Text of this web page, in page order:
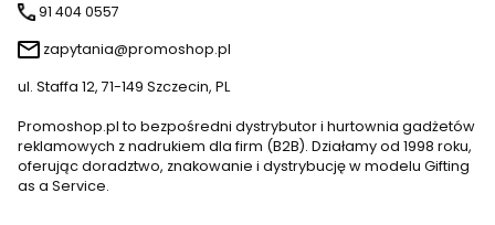
91 404 0557
zapytania@promoshop.pl
ul. Staffa 12, 71-149 Szczecin, PL
Promoshop.pl to bezpośredni dystrybutor i hurtownia gadżetów
reklamowych z nadrukiem dla firm (B2B). Działamy od 1998 roku,
oferując doradztwo, znakowanie i dystrybucję w modelu Gifting
as a Service.